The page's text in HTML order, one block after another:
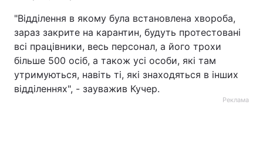
"Відділення в якому була встановлена хвороба,
зараз закрите на карантин, будуть протестовані
всі працівники, весь персонал, а його трохи
більше 500 осіб, а також усі особи, які там
утримуються, навіть ті, які знаходяться в інших
відділеннях", - зауважив Кучер.
Реклама